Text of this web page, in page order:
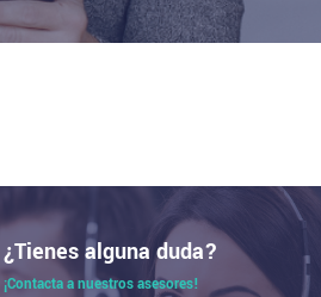
¿Tienes alguna duda?
¡Contacta a nuestros asesores!